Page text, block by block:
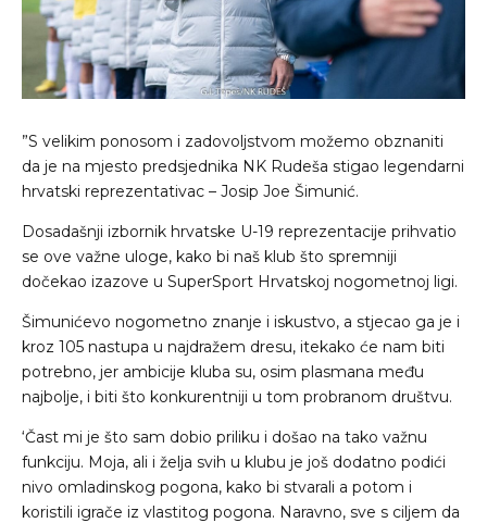
”S velikim ponosom i zadovoljstvom možemo obznaniti
da je na mjesto predsjednika NK Rudeša stigao legendarni
hrvatski reprezentativac – Josip Joe Šimunić.
Dosadašnji izbornik hrvatske U-19 reprezentacije prihvatio
se ove važne uloge, kako bi naš klub što spremniji
dočekao izazove u SuperSport Hrvatskoj nogometnoj ligi.
Šimunićevo nogometno znanje i iskustvo, a stjecao ga je i
kroz 105 nastupa u najdražem dresu, itekako će nam biti
potrebno, jer ambicije kluba su, osim plasmana među
najbolje, i biti što konkurentniji u tom probranom društvu.
‘Čast mi je što sam dobio priliku i došao na tako važnu
funkciju. Moja, ali i želja svih u klubu je još dodatno podići
nivo omladinskog pogona, kako bi stvarali a potom i
koristili igrače iz vlastitog pogona. Naravno, sve s ciljem da